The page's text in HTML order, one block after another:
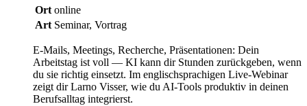
Ort online
Art Seminar, Vortrag
E-Mails, Meetings, Recherche, Präsentationen: Dein
Arbeitstag ist voll — KI kann dir Stunden zurückgeben, wenn
du sie richtig einsetzt. Im englischsprachigen Live-Webinar
zeigt dir Larno Visser, wie du AI-Tools produktiv in deinen
Berufsalltag integrierst.